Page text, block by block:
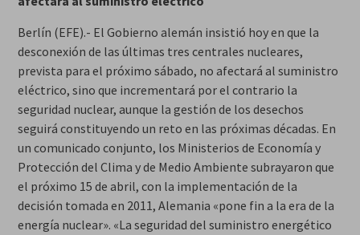
Berlín (EFE).- El Gobierno alemán insistió hoy en que la
desconexión de las últimas tres centrales nucleares,
prevista para el próximo sábado, no afectará al suministro
eléctrico, sino que incrementará por el contrario la
seguridad nuclear, aunque la gestión de los desechos
seguirá constituyendo un reto en las próximas décadas. En
un comunicado conjunto, los Ministerios de Economía y
Protección del Clima y de Medio Ambiente subrayaron que
el próximo 15 de abril, con la implementación de la
decisión tomada en 2011, Alemania «pone fin a la era de la
energía nuclear». «La seguridad del suministro energético